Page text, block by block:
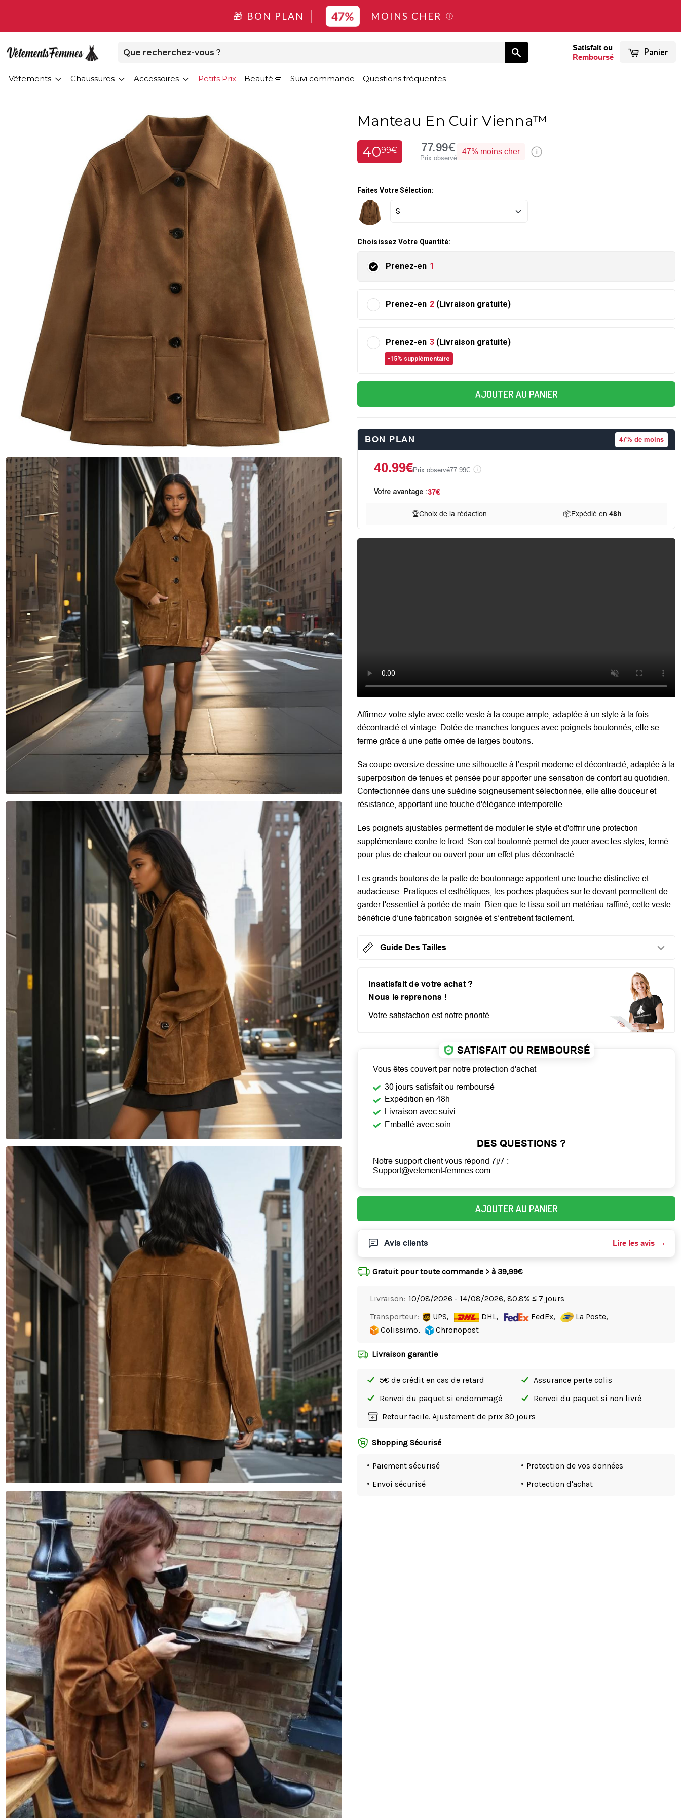
🎁 BON PLAN 47% MOINS CHER ⓘ
Satisfait ou
Remboursé
Panier
Vêtements Chaussures Accessoires Petits Prix Beauté Suivi commande Questions fréquentes
Manteau En Cuir Vienna™
4099€ 77.99€
Prix observé
47% moins cher
Faites Votre Sélection:
Choisissez Votre Quantité:
Prenez-en 1
Prenez-en 2 (Livraison gratuite)
Prenez-en 3 (Livraison gratuite)
-15% supplémentaire
AJOUTER AU PANIER
BON PLAN 47% de moins
40.99€Prix observé77.99€
Votre avantage :37€
🏆Choix de la rédaction 📦Expédié en 48h
Affirmez votre style avec cette veste à la coupe ample, adaptée à un style à la fois
décontracté et vintage. Dotée de manches longues avec poignets boutonnés, elle se
ferme grâce à une patte ornée de larges boutons.
Sa coupe oversize dessine une silhouette à l’esprit moderne et décontracté, adaptée à la
superposition de tenues et pensée pour apporter une sensation de confort au quotidien.
Confectionnée dans une suédine soigneusement sélectionnée, elle allie douceur et
résistance, apportant une touche d'élégance intemporelle.
Les poignets ajustables permettent de moduler le style et d'offrir une protection
supplémentaire contre le froid. Son col boutonné permet de jouer avec les styles, fermé
pour plus de chaleur ou ouvert pour un effet plus décontracté.
Les grands boutons de la patte de boutonnage apportent une touche distinctive et
audacieuse. Pratiques et esthétiques, les poches plaquées sur le devant permettent de
garder l'essentiel à portée de main. Bien que le tissu soit un matériau raffiné, cette veste
bénéficie d’une fabrication soignée et s’entretient facilement.
Guide Des Tailles
Insatisfait de votre achat ?
Nous le reprenons !
Votre satisfaction est notre priorité
SATISFAIT OU REMBOURSÉ
Vous êtes couvert par notre protection d'achat
30 jours satisfait ou remboursé
Expédition en 48h
Livraison avec suivi
Emballé avec soin
DES QUESTIONS ?
Notre support client vous répond 7j/7 :
Support@vetement-femmes.com
AJOUTER AU PANIER
Avis clients Lire les avis
Gratuit pour toute commande > à 39,99€
Livraison: 10/08/2026 - 14/08/2026,80.8% ≤ 7 jours
Transporteur:
UPS, DHL, FedEx,
La Poste,
Colissimo,
Chronopost
Livraison garantie
5€ de crédit en cas de retard
Assurance perte colis
Renvoi du paquet si endommagé
Renvoi du paquet si non livré
Retour facile. Ajustement de prix 30 jours
Shopping Sécurisé
Paiement sécurisé
Protection de vos données
Envoi sécurisé
Protection d'achat